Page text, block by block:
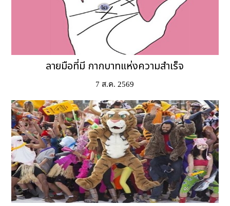
ลายมือที่มี กากบาทแห่งความสำเร็จ
7 ส.ค. 2569